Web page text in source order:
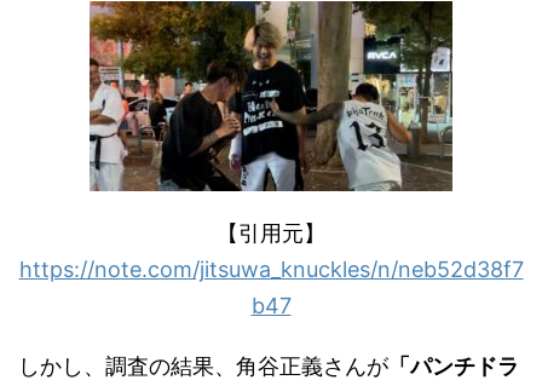
【引用元】
https://note.com/jitsuwa_knuckles/n/neb52d38f7
b47
しかし、調査の結果、角谷正義さんが 「パンチドラ